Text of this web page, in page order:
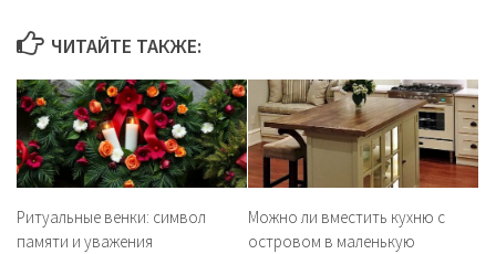
ЧИТАЙТЕ ТАКЖЕ:
Ритуальные венки: символ
памяти и уважения
Можно ли вместить кухню с
островом в маленькую